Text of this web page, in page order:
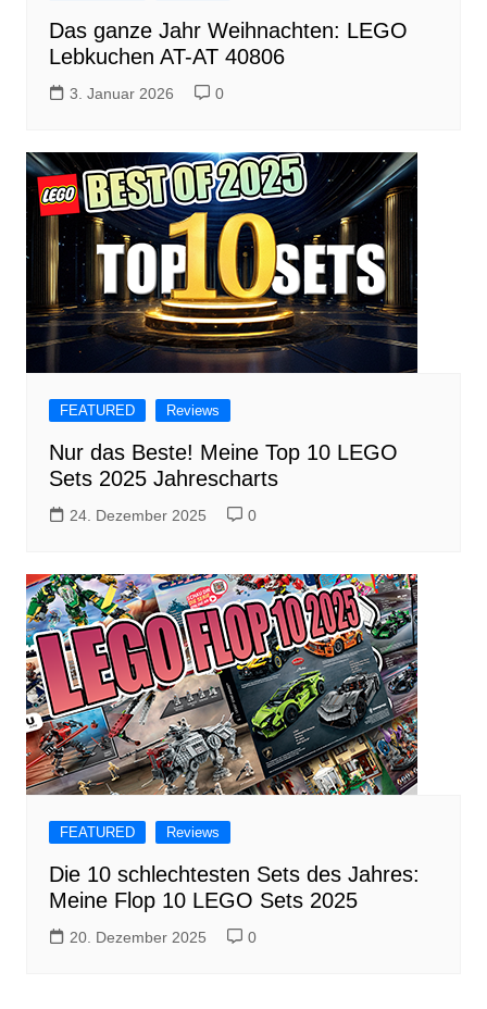
Das ganze Jahr Weihnachten: LEGO
Lebkuchen AT-AT 40806
3. Januar 2026 0
FEATURED Reviews
Nur das Beste! Meine Top 10 LEGO
Sets 2025 Jahrescharts
24. Dezember 2025 0
FEATURED Reviews
Die 10 schlechtesten Sets des Jahres:
Meine Flop 10 LEGO Sets 2025
20. Dezember 2025 0